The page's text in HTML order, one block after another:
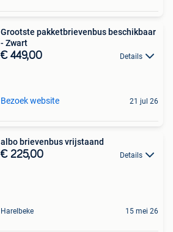
Grootste pakketbrievenbus beschikbaar
- Zwart
€ 449,00 Details
Bezoek website 21 jul 26
albo brievenbus vrijstaand
€ 225,00 Details
Harelbeke 15 mei 26